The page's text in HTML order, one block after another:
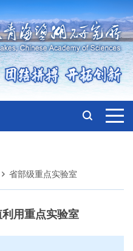
省部级重点实验室
用重点实验室